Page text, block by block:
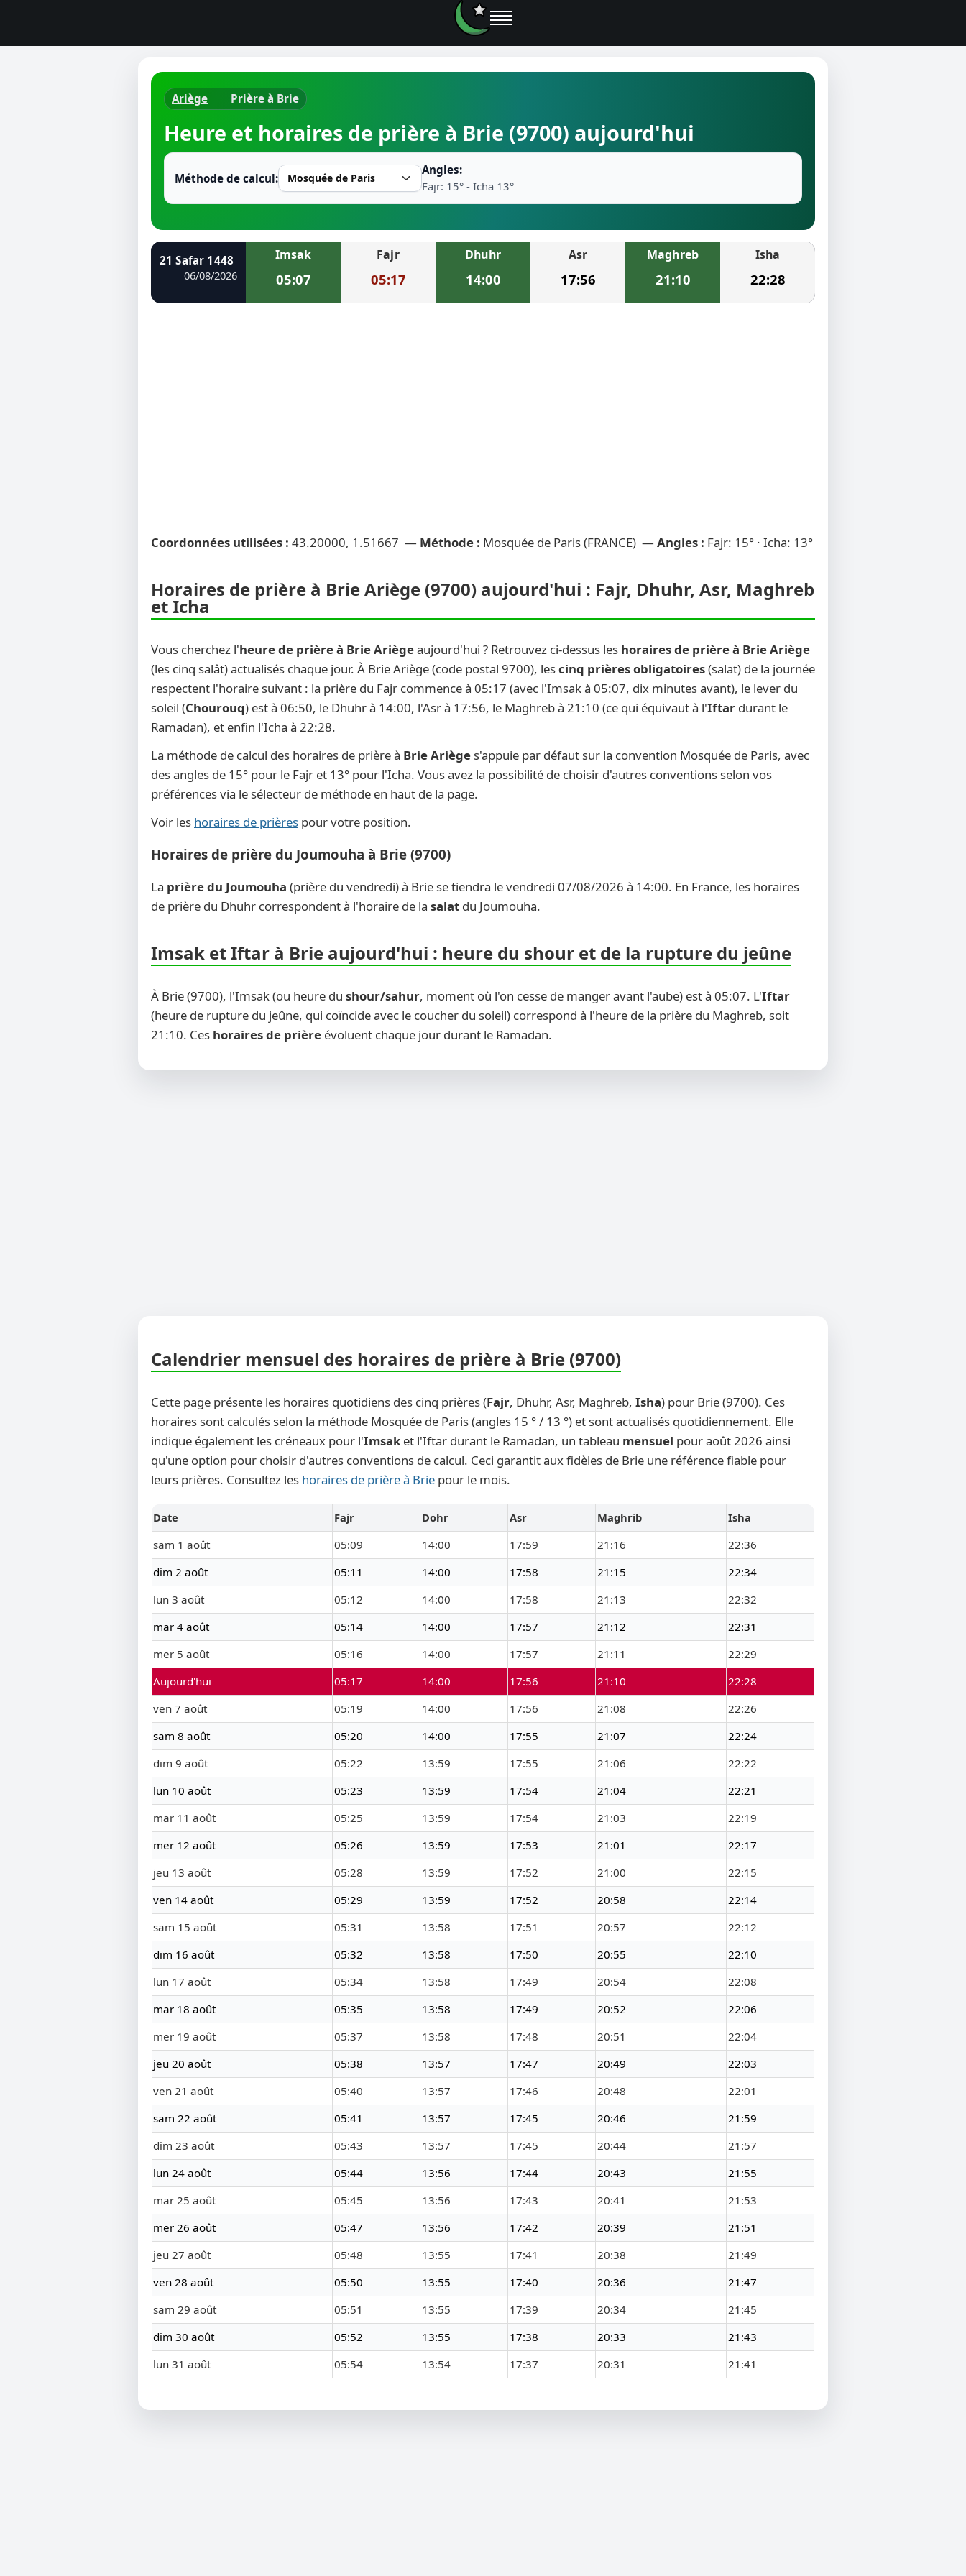
Horaires de prières
Heure de prière près de moi
Ramadan 2026
Calendrier musulman
Ariège Prière à Brie
Heure et horaires de prière à Brie (9700) aujourd'hui
Méthode de calcul:
Angles:
Fajr: 15° - Icha 13°
21 Safar 1448
06/08/2026
Imsak
05:07
Fajr
05:17
Dhuhr
14:00
Asr
17:56
Maghreb
21:10
Isha
22:28
Coordonnées utilisées : 43.20000, 1.51667 — Méthode : Mosquée de Paris (FRANCE) — Angles : Fajr: 15° · Icha: 13°
Horaires de prière à Brie Ariège (9700) aujourd'hui : Fajr, Dhuhr, Asr, Maghreb
et Icha
Vous cherchez l'heure de prière à Brie Ariègeaujourd'hui ? Retrouvez ci-dessus les horaires de prière à Brie Ariège
(les cinq salât) actualisés chaque jour. À Brie Ariège (code postal 9700), lescinq prières obligatoires(salat) de la journée
respectent l'horaire suivant : la prière du Fajr commence à 05:17 (avec l'Imsak à 05:07, dix minutes avant), le lever du
soleil (Chourouq) est à 06:50, le Dhuhr à 14:00, l'Asr à 17:56, le Maghreb à 21:10 (ce qui équivaut à l'Iftar durant le
Ramadan), et enfin l'Icha à 22:28.
La méthode de calcul des horaires de prière à Brie Ariège s'appuie par défaut sur la convention Mosquée de Paris, avec
des angles de 15° pour le Fajr et 13° pour l'Icha. Vous avez la possibilité de choisir d'autres conventions selon vos
préférences via le sélecteur de méthode en haut de la page.
Voir les horaires de prières pour votre position.
Horaires de prière du Joumouha à Brie (9700)
La prière du Joumouha (prière du vendredi) à Brie se tiendra le vendredi 07/08/2026 à 14:00. En France, les horaires
de prière du Dhuhr correspondent à l'horaire de la salat du Joumouha.
Imsak et Iftar à Brie aujourd'hui : heure du shour et de la rupture du jeûne
À Brie (9700), l'Imsak (ou heure du shour/sahur, moment où l'on cesse de manger avant l'aube) est à 05:07. L'Iftar
(heure de rupture du jeûne, qui coïncide avec le coucher du soleil) correspond à l'heure de la prière du Maghreb, soit
21:10. Ces horaires de prière évoluent chaque jour durant le Ramadan.
Calendrier mensuel des horaires de prière à Brie (9700)
Cette page présente les horaires quotidiens des cinq prières (Fajr, Dhuhr, Asr, Maghreb, Isha) pour Brie (9700). Ces
horaires sont calculés selon la méthode Mosquée de Paris (angles 15 ° / 13 °) et sont actualisés quotidiennement. Elle
indique également les créneaux pour l'Imsak et l'Iftar durant le Ramadan, un tableau mensuel pour août 2026 ainsi
qu'une option pour choisir d'autres conventions de calcul. Ceci garantit aux fidèles de Brie une référence fiable pour
leurs prières. Consultez les horaires de prière à Brie pour le mois.
Date Fajr Dohr Asr Maghrib
Isha
sam 1 août
05:09 14:00 17:59 21:16
22:36
dim 2 août
05:11 14:00 17:58 21:15
22:34
lun 3 août
05:12 14:00 17:58 21:13
22:32
mar 4 août
05:14 14:00 17:57 21:12
22:31
mer 5 août
05:16 14:00 17:57 21:11
22:29
Aujourd'hui
05:17 14:00 17:56 21:10
22:28
ven 7 août
05:19 14:00 17:56 21:08
22:26
sam 8 août
05:20 14:00 17:55 21:07
22:24
dim 9 août
05:22 13:59 17:55 21:06
22:22
lun 10 août
05:23 13:59 17:54 21:04
22:21
mar 11 août
05:25 13:59 17:54 21:03
22:19
mer 12 août
05:26 13:59 17:53 21:01
22:17
jeu 13 août
05:28 13:59 17:52 21:00
22:15
ven 14 août
05:29 13:59 17:52 20:58
22:14
sam 15 août
05:31 13:58 17:51 20:57
22:12
dim 16 août
05:32 13:58 17:50 20:55
22:10
lun 17 août
05:34 13:58 17:49 20:54
22:08
mar 18 août
05:35 13:58 17:49 20:52
22:06
mer 19 août
05:37 13:58 17:48 20:51
22:04
jeu 20 août
05:38 13:57 17:47 20:49
22:03
ven 21 août
05:40 13:57 17:46 20:48
22:01
sam 22 août
05:41 13:57 17:45 20:46
21:59
dim 23 août
05:43 13:57 17:45 20:44
21:57
lun 24 août
05:44 13:56 17:44 20:43
21:55
mar 25 août
05:45 13:56 17:43 20:41
21:53
mer 26 août
05:47 13:56 17:42 20:39
21:51
jeu 27 août
05:48 13:55 17:41 20:38
21:49
ven 28 août
05:50 13:55 17:40 20:36
21:47
sam 29 août
05:51 13:55 17:39 20:34
21:45
dim 30 août
05:52 13:55 17:38 20:33
21:43
lun 31 août
05:54 13:54 17:37 20:31 21:41